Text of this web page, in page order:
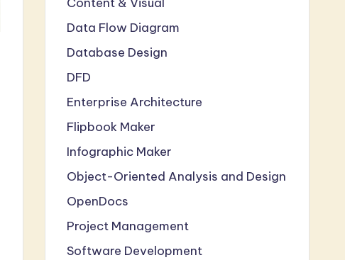
Data Flow Diagram
Database Design
DFD
Enterprise Architecture
Flipbook Maker
Infographic Maker
Object-Oriented Analysis and Design
OpenDocs
Project Management
Software Development